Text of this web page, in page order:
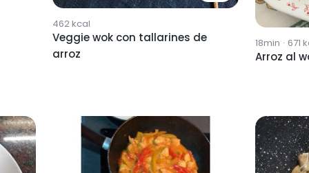
462kcal
Veggie wok con tallarines de
arroz
18min · 671
Arroz al